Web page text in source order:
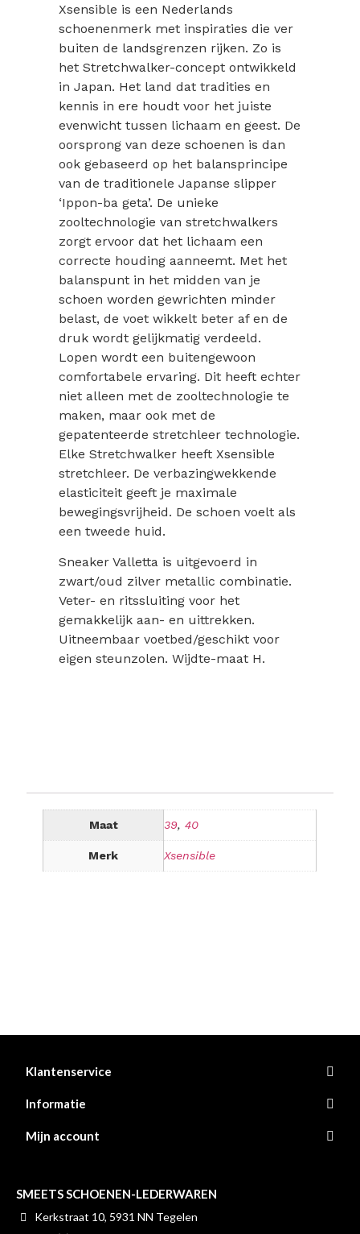
Xsensible is een Nederlands
schoenenmerk met inspiraties die ver
buiten de landsgrenzen rijken. Zo is
het Stretchwalker-concept ontwikkeld
in Japan. Het land dat tradities en
kennis in ere houdt voor het juiste
evenwicht tussen lichaam en geest. De
oorsprong van deze schoenen is dan
ook gebaseerd op het balansprincipe
van de traditionele Japanse slipper
‘Ippon-ba geta’. De unieke
zooltechnologie van stretchwalkers
zorgt ervoor dat het lichaam een
correcte houding aanneemt. Met het
balanspunt in het midden van je
schoen worden gewrichten minder
belast, de voet wikkelt beter af en de
druk wordt gelijkmatig verdeeld.
Lopen wordt een buitengewoon
comfortabele ervaring. Dit heeft echter
niet alleen met de zooltechnologie te
maken, maar ook met de
gepatenteerde stretchleer technologie.
Elke Stretchwalker heeft Xsensible
stretchleer. De verbazingwekkende
elasticiteit geeft je maximale
bewegingsvrijheid. De schoen voelt als
een tweede huid.
Sneaker Valletta is uitgevoerd in
zwart/oud zilver metallic combinatie.
Veter- en ritssluiting voor het
gemakkelijk aan- en uittrekken.
Uitneembaar voetbed/geschikt voor
eigen steunzolen. Wijdte-maat H.
Maat 39,40
Merk Xsensible
Klantenservice
Informatie
Mijn account
SMEETS SCHOENEN-LEDERWAREN
Kerkstraat 10, 5931 NN Tegelen